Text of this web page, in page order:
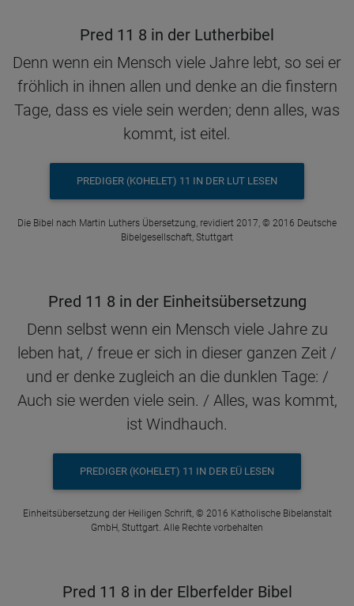
Pred 11 8 in der Lutherbibel
Denn wenn ein Mensch viele Jahre lebt, so sei er
fröhlich in ihnen allen und denke an die finstern
Tage, dass es viele sein werden; denn alles, was
kommt, ist eitel.
PREDIGER (KOHELET) 11 IN DER LUT LESEN
Die Bibel nach Martin Luthers Übersetzung, revidiert 2017, © 2016 Deutsche
Bibelgesellschaft, Stuttgart
Pred 11 8 in der Einheitsübersetzung
Denn selbst wenn ein Mensch viele Jahre zu
leben hat, / freue er sich in dieser ganzen Zeit /
und er denke zugleich an die dunklen Tage: /
Auch sie werden viele sein. / Alles, was kommt,
ist Windhauch.
PREDIGER (KOHELET) 11 IN DER EÜ LESEN
Einheitsübersetzung der Heiligen Schrift, © 2016 Katholische Bibelanstalt
GmbH, Stuttgart. Alle Rechte vorbehalten
Pred 11 8 in der Elberfelder Bibel